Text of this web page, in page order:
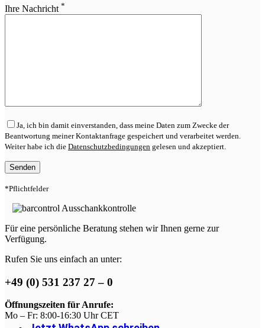
lasse
dieses
Ihre Nachricht *
Ja, ich bin damit einverstanden, dass meine Daten zum Zwecke der
Beantwortung meiner Kontaktanfrage gespeichert und verarbeitet werden.
Weiter habe ich die Datenschutzbedingungen gelesen und akzeptiert.
*Pflichtfelder
Für eine persönliche Beratung stehen wir Ihnen gerne zur
Verfügung.
Rufen Sie uns einfach an unter:
+49 (0) 531 237 27 – 0
Öffnungszeiten für Anrufe:
Mo – Fr: 8:00-16:30 Uhr CET